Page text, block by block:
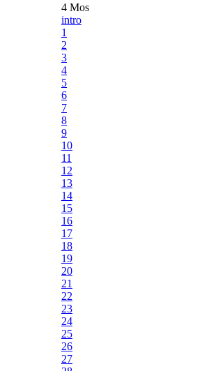
4 Mos
intro
1
2
3
4
5
6
7
8
9
10
11
12
13
14
15
16
17
18
19
20
21
22
23
24
25
26
27